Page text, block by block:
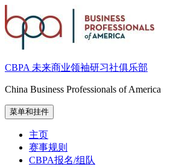
至
内
CBPA 未来商业领袖研习社俱乐部
China Business Professionals of America
菜单和挂件
主页
赛事规则
CBPA报名/组队